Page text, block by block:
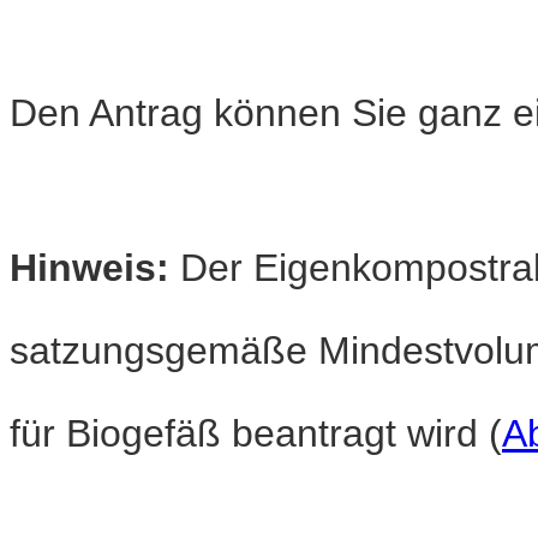
Den Antrag können Sie ganz
Hinweis: Der
satzungsgemäße
für Biogefäß beantragt wird (